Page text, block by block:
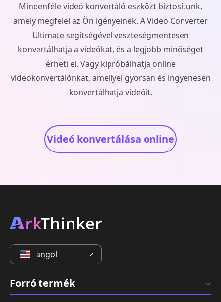
Mindenféle videó konvertáló eszközt biztosítunk,
amely megfelel az Ön igényeinek. A Video Converter
Ultimate segítségével veszteségmentesen
konvertálhatja a videókat, és a legjobb minőséget
érheti el. Vagy kipróbálhatja online
videokonvertálónkat, amellyel gyorsan és ingyenesen
konvertálhatja videóit.
Videó konvertálása online
angol
Forró termék